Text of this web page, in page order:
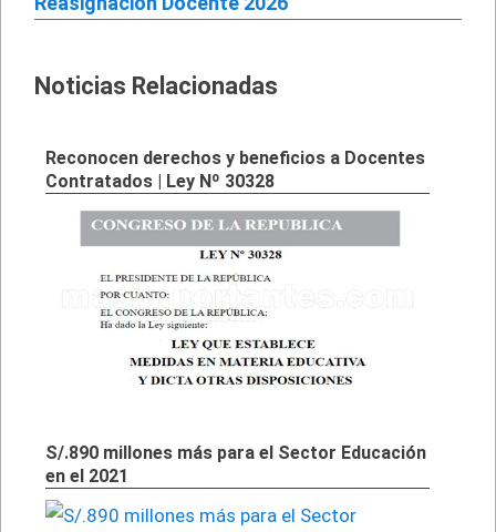
Noticias Relacionadas
Reconocen derechos y beneficios a Docentes
Contratados | Ley Nº 30328
S/.890 millones más para el Sector Educación
en el 2021